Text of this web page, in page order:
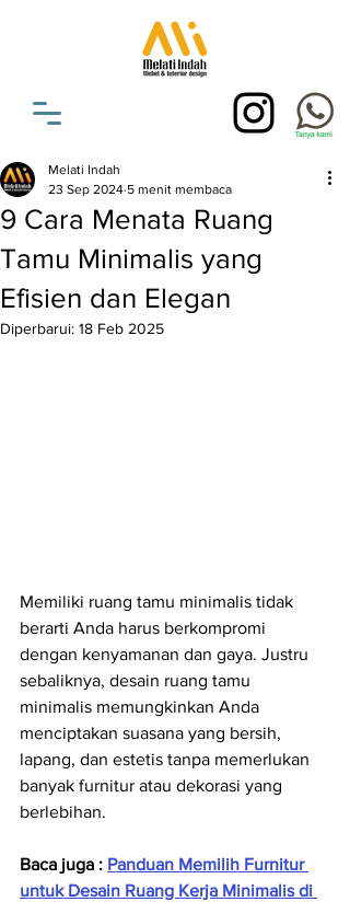
9 Cara Menata Ruang
Tamu Minimalis yang
Efisien dan Elegan
Melati Indah
23 Sep 2024 5 menit membaca
Diperbarui: 18 Feb 2025
Memiliki ruang tamu minimalis tidak
berarti Anda harus berkompromi
dengan kenyamanan dan gaya. Justru
sebaliknya, desain ruang tamu
minimalis memungkinkan Anda
menciptakan suasana yang bersih,
lapang, dan estetis tanpa memerlukan
banyak furnitur atau dekorasi yang
berlebihan.
Baca juga : Panduan Memilih Furnitur
untuk Desain Ruang Kerja Minimalis di